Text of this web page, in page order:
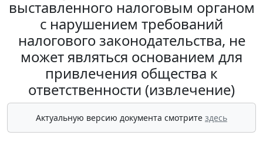
выставленного налоговым органом
с нарушением требований
налогового законодательства, не
может являться основанием для
привлечения общества к
ответственности (извлечение)
Актуальную версию документа смотрите здесь